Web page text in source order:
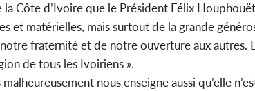
la Côte d’Ivoire que le Président Félix
et matérielles, mais surtout de la grande
fraternité et de notre ouverture aux autres.
de tous les Ivoiriens ».
nous enseigne aussi qu’elle